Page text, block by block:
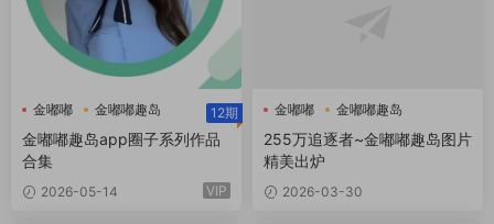
金嘟嘟 金嘟嘟趣岛 12期
金嘟嘟趣岛app圈子系列作品
合集
2026-05-14 VIP
金嘟嘟 金嘟嘟趣岛
255万追逐者~金嘟嘟趣岛图片
精美出炉
2026-03-30